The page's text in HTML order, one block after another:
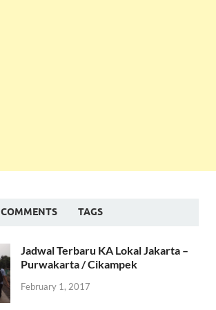
COMMENTS TAGS
Jadwal Terbaru KA Lokal Jakarta –
Purwakarta / Cikampek
February 1, 2017